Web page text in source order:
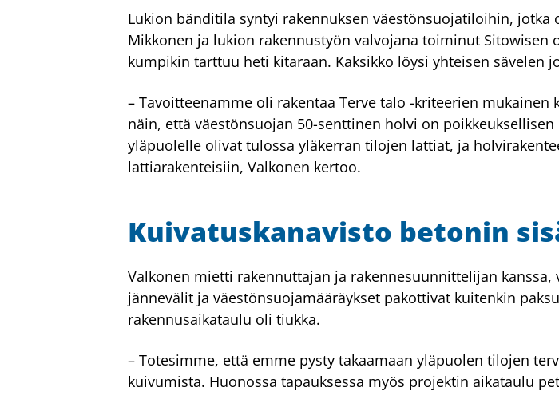
Lukion bänditila syntyi rakennuksen väestönsuojatiloihin,
Mikkonen ja lukion rakennustyön valvojana toiminut Sitowisen
kumpikin tarttuu heti kitaraan. Kaksikko löysi yhteisen sävelen
– Tavoitteenamme oli rakentaa Terve talo -kriteerien
näin, että väestönsuojan 50-senttinen holvi on
yläpuolelle olivat tulossa yläkerran tilojen lattiat, ja
lattiarakenteisiin, Valkonen kertoo.
Kuivatuskanavisto betonin
Valkonen mietti rakennuttajan ja rakennesuunnittelijan
jännevälit ja väestönsuojamääräykset pakottivat kuitenkin
rakennusaikataulu oli tiukka.
– Totesimme, että emme pysty takaamaan yläpuolen tilojen
kuivumista. Huonossa tapauksessa myös projektin aikataulu